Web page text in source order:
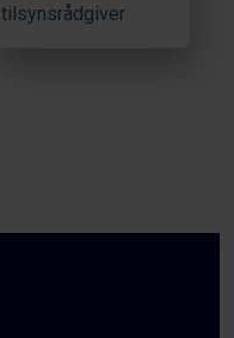
tilsynsrådgiver